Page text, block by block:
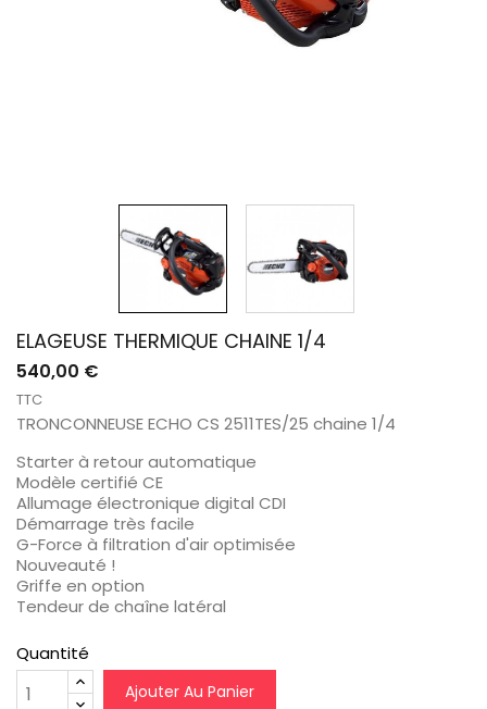
ELAGEUSE THERMIQUE CHAINE 1/4
540,00 €
TTC
TRONCONNEUSE ECHO CS 2511TES/25 chaine 1/4
Starter à retour automatique
Modèle certifié CE
Allumage électronique digital CDI
Démarrage très facile
G-Force à filtration d'air optimisée
Nouveauté !
Griffe en option
Tendeur de chaîne latéral
Quantité
Ajouter Au Panier